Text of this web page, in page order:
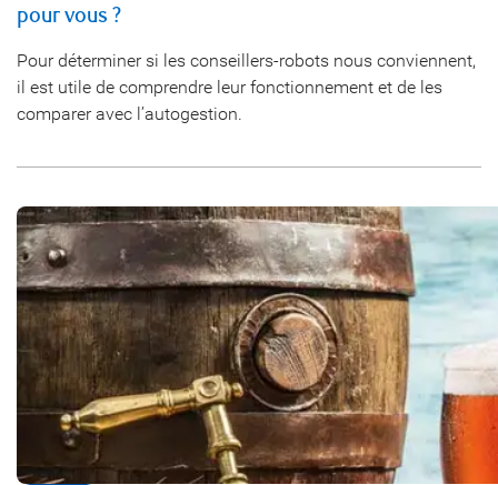
pour vous ?
Pour déterminer si les conseillers-robots nous conviennent,
il est utile de comprendre leur fonctionnement et de les
comparer avec l’autogestion.